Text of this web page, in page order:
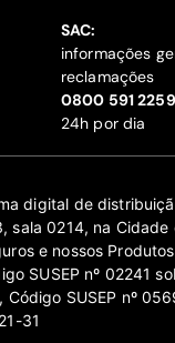
SAC:
informações
reclamações
‍0800 591 2259
24h por dia
digital de
0214, na Cidade
e nossos
SUSEP nº 02241
SUSEP nº
31